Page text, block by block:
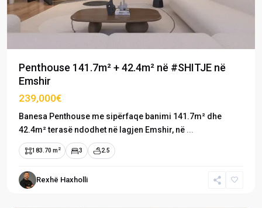
Penthouse 141.7m² + 42.4m² në #SHITJE në
Emshir
239,000€
Banesa Penthouse me sipërfaqe banimi 141.7m² dhe
42.4m² terasë ndodhet në lagjen Emshir, në ...
183.70 m 2 3 2.5
Rexhë Haxholli
Emshir
Kalabri,